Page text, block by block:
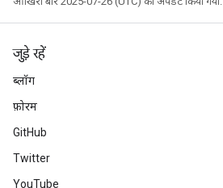
जुड़े रहें
ब्लॉग
फ़ोरम
GitHub
Twitter
YouTube